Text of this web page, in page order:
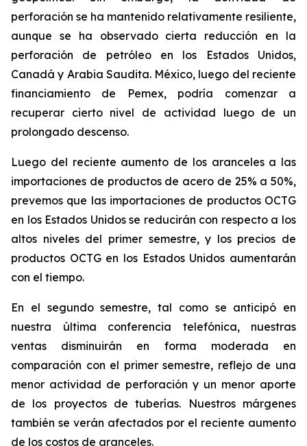
perforación se ha mantenido relativamente resiliente,
aunque se ha observado cierta reducción en la
perforación de petróleo en los Estados Unidos,
Canadá y Arabia Saudita. México, luego del reciente
financiamiento de Pemex, podría comenzar a
recuperar cierto nivel de actividad luego de un
prolongado descenso.
Luego del reciente aumento de los aranceles a las
importaciones de productos de acero de 25% a 50%,
prevemos que las importaciones de productos OCTG
en los Estados Unidos se reducirán con respecto a los
altos niveles del primer semestre, y los precios de
productos OCTG en los Estados Unidos aumentarán
con el tiempo.
En el segundo semestre, tal como se anticipó en
nuestra última conferencia telefónica, nuestras
ventas disminuirán en forma moderada en
comparación con el primer semestre, reflejo de una
menor actividad de perforación y un menor aporte
de los proyectos de tuberías. Nuestros márgenes
también se verán afectados por el reciente aumento
de los costos de aranceles.